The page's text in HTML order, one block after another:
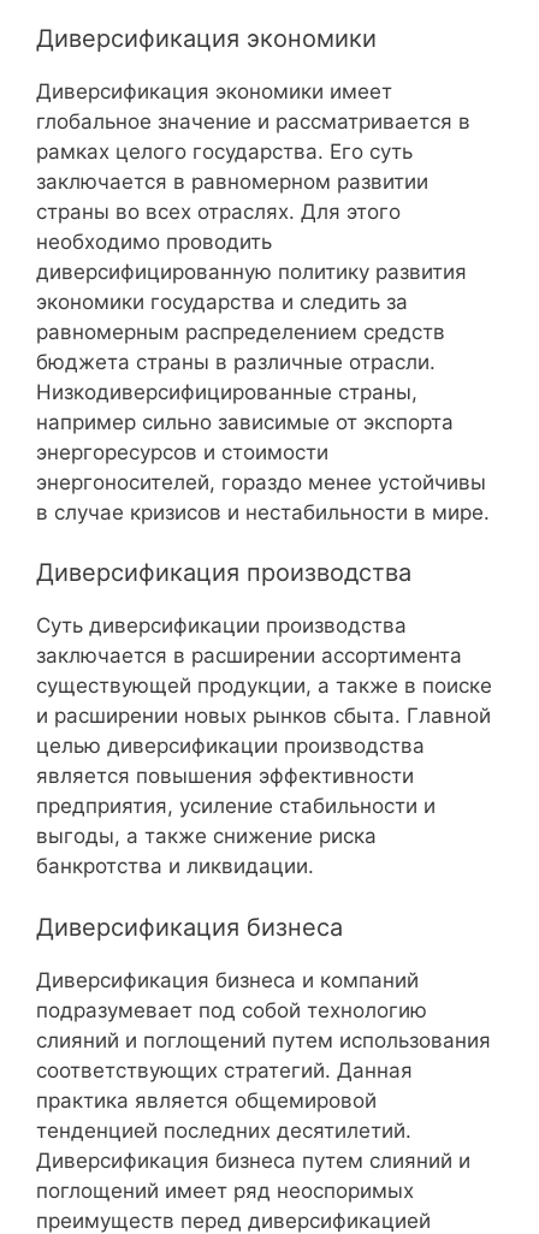
Диверсификация экономики
Диверсификация экономики имеет
глобальное значение и рассматривается в
рамках целого государства. Его суть
заключается в равномерном развитии
страны во всех отраслях. Для этого
необходимо проводить
диверсифицированную политику развития
экономики государства и следить за
равномерным распределением средств
бюджета страны в различные отрасли.
Низкодиверсифицированные страны,
например сильно зависимые от экспорта
энергоресурсов и стоимости
энергоносителей, гораздо менее устойчивы
в случае кризисов и нестабильности в мире.
Диверсификация производства
Суть диверсификации производства
заключается в расширении ассортимента
существующей продукции, а также в поиске
и расширении новых рынков сбыта. Главной
целью диверсификации производства
является повышения эффективности
предприятия, усиление стабильности и
выгоды, а также снижение риска
банкротства и ликвидации.
Диверсификация бизнеса
Диверсификация бизнеса и компаний
подразумевает под собой технологию
слияний и поглощений путем использования
соответствующих стратегий. Данная
практика является общемировой
тенденцией последних десятилетий.
Диверсификация бизнеса путем слияний и
поглощений имеет ряд неоспоримых
преимуществ перед диверсификацией